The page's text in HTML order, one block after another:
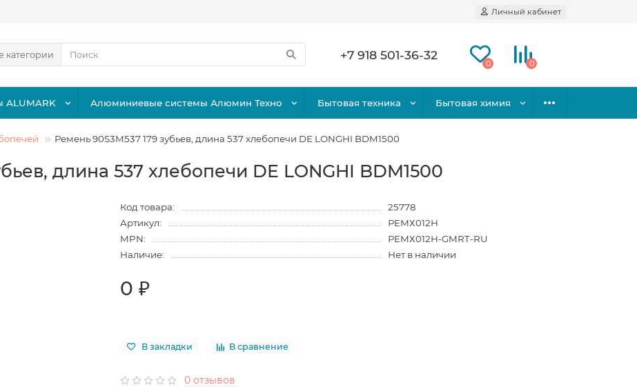
Личный кабинет
категории +7 918 501-36-32
0 0
Алюминиевые системы Алюмин Техно Бытовая техника Бытовая химия
Ремень 90S3M537 179 зубьев, длина 537 хлебопечи DE LONGHI BDM1500
длина 537 хлебопечи DE LONGHI BDM1500
Код товара:
25778
Артикул:
РЕМХ012Н
MPN:
РЕМХ012Н-GMRT-RU
Наличие:
Нет в наличии
0 ₽
В закладки В сравнение
0 отзывов